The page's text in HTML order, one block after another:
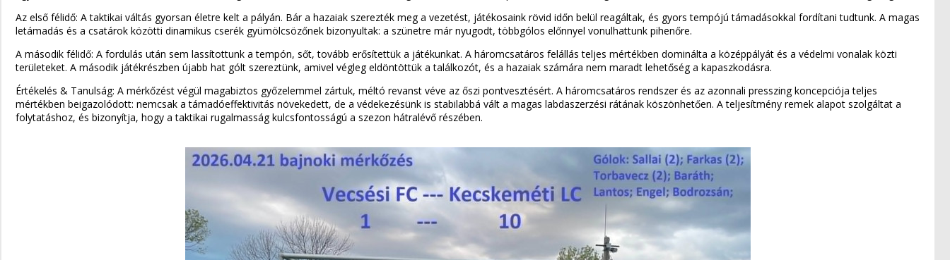
Az első félidő: A taktikai váltás gyorsan életre kelt a pályán. Bár a hazaiak szerezték meg a vezetést, játékosaink rövid időn belül reagáltak, és gyors tempójú támadásokkal fordítani tudtunk. A magas
letámadás és a csatárok közötti dinamikus cserék gyümölcsözőnek bizonyultak: a szünetre már nyugodt, többgólos előnnyel vonulhattunk pihenőre.
A második félidő: A fordulás után sem lassítottunk a tempón, sőt, tovább erősítettük a játékunkat. A háromcsatáros felállás teljes mértékben dominálta a középpályát és a védelmi vonalak közti
területeket. A második játékrészben újabb hat gólt szereztünk, amivel végleg eldöntöttük a találkozót, és a hazaiak számára nem maradt lehetőség a kapaszkodásra.
Értékelés & Tanulság: A mérkőzést végül magabiztos győzelemmel zártuk, méltó revanst véve az őszi pontvesztésért. A háromcsatáros rendszer és az azonnali presszing koncepciója teljes
mértékben beigazolódott: nemcsak a támadóeffektivitás növekedett, de a védekezésünk is stabilabbá vált a magas labdaszerzési rátának köszönhetően. A teljesítmény remek alapot szolgáltat a
folytatáshoz, és bizonyítja, hogy a taktikai rugalmasság kulcsfontosságú a szezon hátralévő részében.